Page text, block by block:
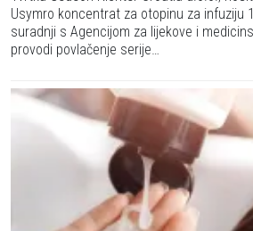
Usymro koncentrat za otopinu za infuziju
suradnji s Agencijom za lijekove i
provodi povlačenje serije…